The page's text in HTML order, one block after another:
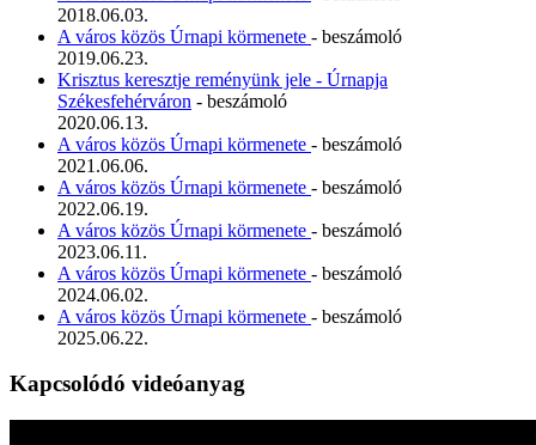
2018.06.03.
A város közös Úrnapi körmenete - beszámoló
2019.06.23.
Krisztus keresztje reményünk jele - Úrnapja
Székesfehérváron - beszámoló
2020.06.13.
A város közös Úrnapi körmenete - beszámoló
2021.06.06.
A város közös Úrnapi körmenete - beszámoló
2022.06.19.
A város közös Úrnapi körmenete - beszámoló
2023.06.11.
A város közös Úrnapi körmenete - beszámoló
2024.06.02.
A város közös Úrnapi körmenete - beszámoló
2025.06.22.
Kapcsolódó videóanyag